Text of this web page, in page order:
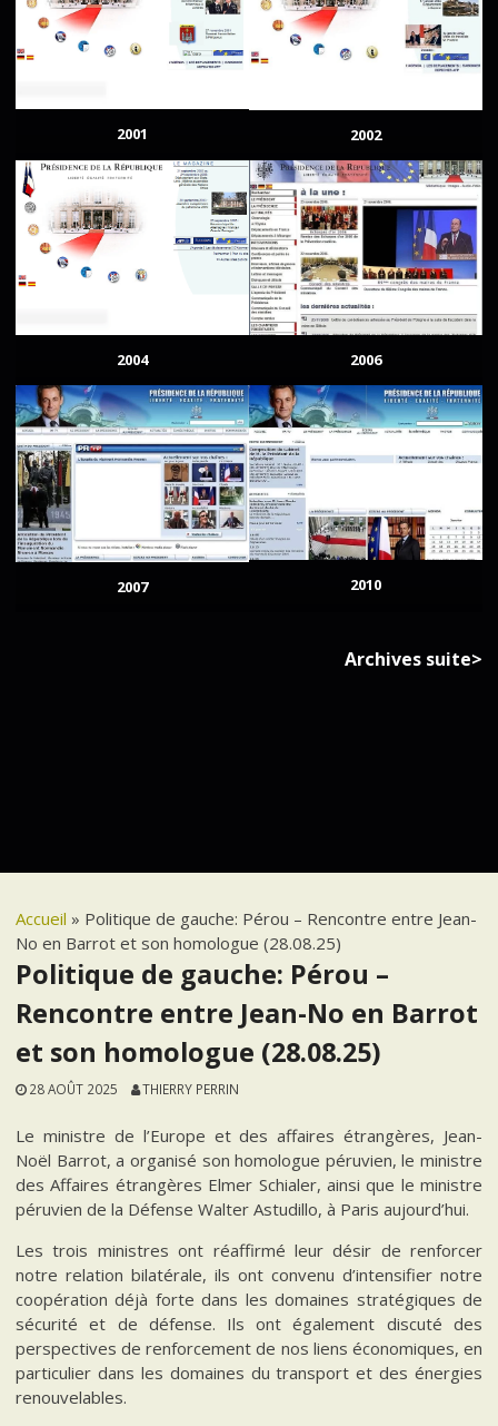
2001 2002
2004 2006
2007 2010
Archives suite>
Accueil » Politique de gauche: Pérou – Rencontre entre Jean-
No en Barrot et son homologue (28.08.25)
Politique de gauche: Pérou –
Rencontre entre Jean-No en Barrot
et son homologue (28.08.25)
28 AOÛT 2025 THIERRY PERRIN
Le ministre de l’Europe et des affaires étrangères, Jean-
Noël Barrot, a organisé son homologue péruvien, le ministre
des Affaires étrangères Elmer Schialer, ainsi que le ministre
péruvien de la Défense Walter Astudillo, à Paris aujourd’hui.
Les trois ministres ont réaffirmé leur désir de renforcer
notre relation bilatérale, ils ont convenu d’intensifier notre
coopération déjà forte dans les domaines stratégiques de
sécurité et de défense. Ils ont également discuté des
perspectives de renforcement de nos liens économiques, en
particulier dans les domaines du transport et des énergies
renouvelables.